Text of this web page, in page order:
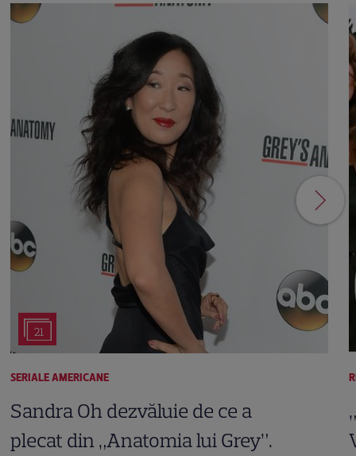
21
SERIALE AMERICANE
Sandra Oh dezvăluie de ce a
plecat din „Anatomia lui Grey”.